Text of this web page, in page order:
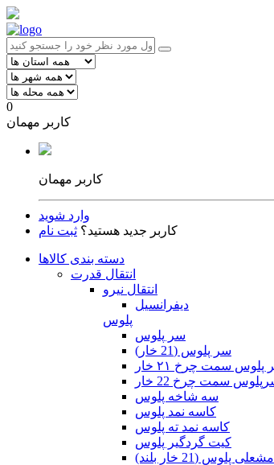
0
کاربر مهمان
کاربر مهمان
وارد شوید
کاربر جدید هستید؟ ثبت نام
دسته بندی کالاها
انتقال قدرت
انتقال نیرو
دیفرانسیل
پلوس
سر پلوس
سر پلوس (21 خار)
سه شاخه پلوس
کاسه نمد پلوس
کاسه نمد ته پلوس
کیت گردگیر پلوس
مشعلی پلوس (21 خار بلند)